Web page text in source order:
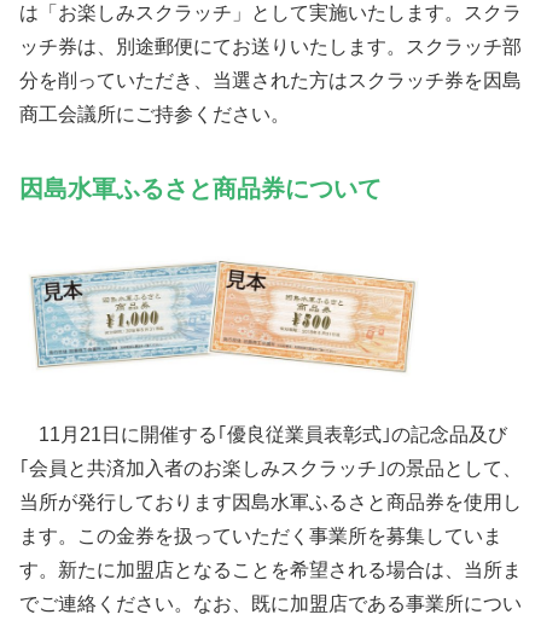
は「お楽しみスクラッチ」として実施いたします。スクラ
ッチ券は、別途郵便にてお送りいたします。スクラッチ部
分を削っていただき、当選された方はスクラッチ券を因島
商工会議所にご持参ください。
因島水軍ふるさと商品券について
11月21日に開催する｢優良従業員表彰式｣の記念品及び
｢会員と共済加入者のお楽しみスクラッチ｣の景品として、
当所が発行しております因島水軍ふるさと商品券を使用し
ます。この金券を扱っていただく事業所を募集していま
す。新たに加盟店となることを希望される場合は、当所ま
でご連絡ください。なお、既に加盟店である事業所につい